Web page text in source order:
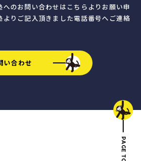
へのお問い合わせはこちらよりお願い申
よりご記入頂きました電話番号へご連絡
い合わせ
PAGE TOP